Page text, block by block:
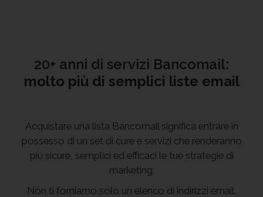
20+ anni di servizi Bancomail:
molto più di semplici liste email
Acquistare una lista Bancomail significa entrare in
possesso di un set di cure e servizi che renderanno
più sicure, semplici ed efficaci le tue strategie di
marketing.
Non ti forniamo solo un elenco di indirizzi email.